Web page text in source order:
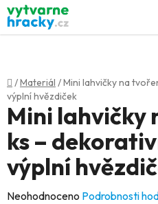
Přejít
na
obsah
Domů
/Materiál /Mini lahvičky na
výplní hvězdiček
Mini lahvičky
ks –
výplní
Průměrné
Neohodnoceno Podrobnosti